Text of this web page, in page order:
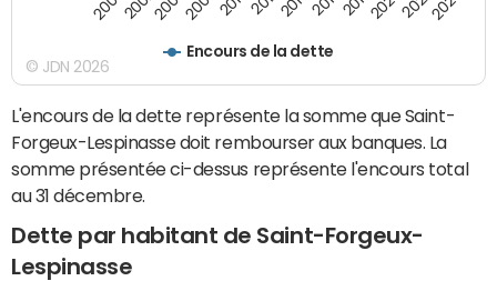
Encours de la dette
© JDN 2026
L'encours de la dette représente la somme que Saint-
Forgeux-Lespinasse doit rembourser aux banques. La
somme présentée ci-dessus représente l'encours total
au 31 décembre.
Dette par habitant de Saint-Forgeux-
Lespinasse